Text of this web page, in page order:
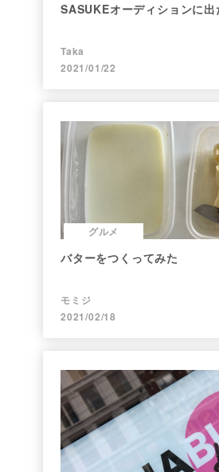
SASUKEオーディションに出
Taka
2021/01/22
グルメ
バターをつくってみた
モミジ
2021/02/18